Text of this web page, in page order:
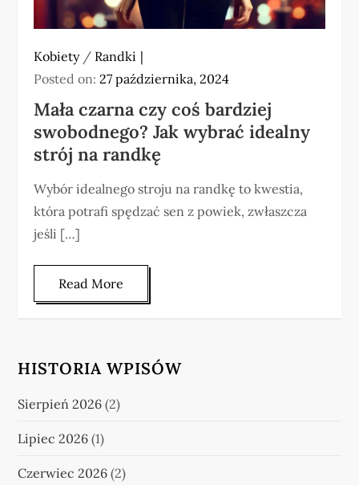
Kobiety/ Randki
Posted on:27 października, 2024
Mała czarna czy coś bardziej
swobodnego? Jak wybrać idealny
strój na randkę
Wybór idealnego stroju na randkę to kwestia,
która potrafi spędzać sen z powiek, zwłaszcza
jeśli […]
Read More
HISTORIA WPISÓW
Sierpień 2026 (2)
Lipiec 2026 (1)
Czerwiec 2026 (2)